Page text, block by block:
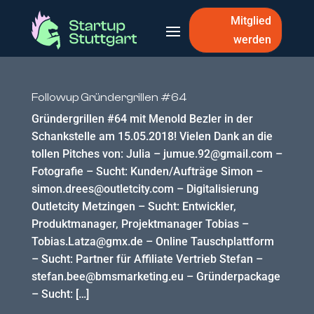
Mitglied
werden
Followup Gründergrillen #64
Gründergrillen #64 mit Menold Bezler in der
Schankstelle am 15.05.2018! Vielen Dank an die
tollen Pitches von: Julia – jumue.92@gmail.com –
Fotografie – Sucht: Kunden/Aufträge Simon –
simon.drees@outletcity.com – Digitalisierung
Outletcity Metzingen – Sucht: Entwickler,
Produktmanager, Projektmanager Tobias –
Tobias.Latza@gmx.de – Online Tauschplattform
– Sucht: Partner für Affiliate Vertrieb Stefan –
stefan.bee@bmsmarketing.eu – Gründerpackage
– Sucht: […]